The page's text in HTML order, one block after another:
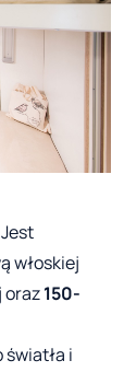
włoskiej
oraz150-
i